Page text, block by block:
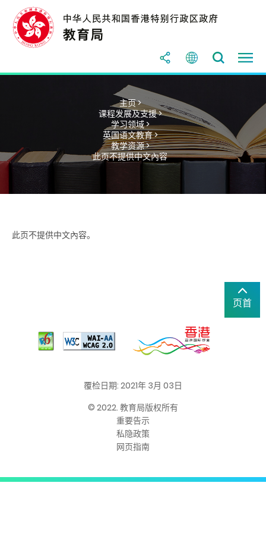
主页 >
课程发展及支援 >
学习领域 >
英国语文教育 >
教学资源 >
此页不提供中文內容
此页不提供中文內容。
页首
覆检日期: 2021年 3月 03日
© 2022. 教育局版权所有
重要告示
私隐政策
网页指南